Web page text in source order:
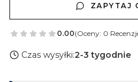
ZAPYTAJ
0.00(Oceny: 0
Czas wysyłki:2-3 tygodnie